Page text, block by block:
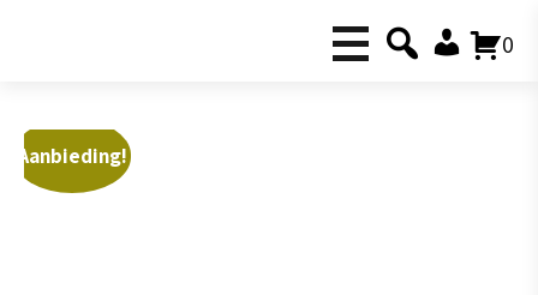
0
Aanbieding!